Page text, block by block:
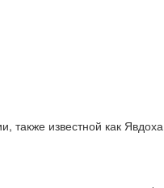
также известной как Явдоха